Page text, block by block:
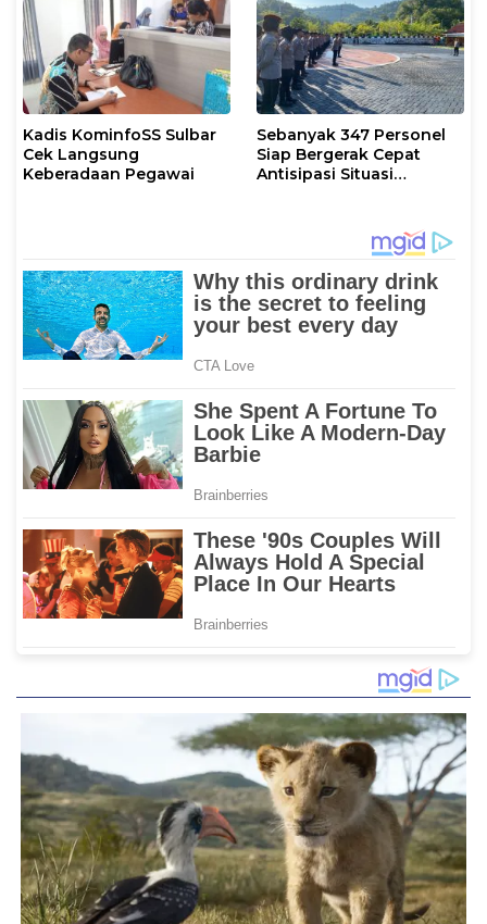
Kadis KominfoSS Sulbar
Cek Langsung
Keberadaan Pegawai
Sebanyak 347 Personel
Siap Bergerak Cepat
Antisipasi Situasi